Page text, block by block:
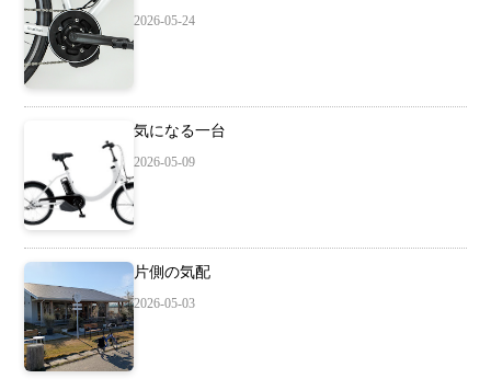
2026-05-24
気になる一台
2026-05-09
片側の気配
2026-05-03